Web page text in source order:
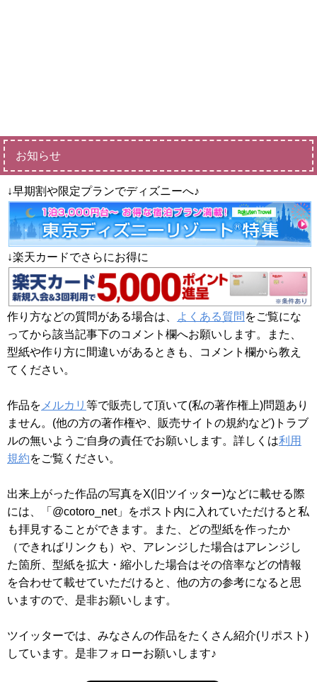
お知らせ
↓早期割や限定プランでディズニーへ♪
↓楽天カードでさらにお得に
作り方などの質問がある場合は、 よくある質問 をご覧にな
ってから該当記事下のコメント欄へお願いします。また、
型紙や作り方に間違いがあるときも、コメント欄から教え
てください。
作品を メルカリ 等で販売して頂いて(私の著作権上)問題あり
ません。(他の方の著作権や、販売サイトの規約など)トラブ
ルの無いようご自身の責任でお願いします。詳しくは利用
規約をご覧ください。
出来上がった作品の写真をX(旧ツイッター)などに載せる際
には、「@cotoro_net」をポスト内に入れていただけると私
も拝見することができます。また、どの型紙を作ったか
（できればリンクも）や、アレンジした場合はアレンジし
た箇所、型紙を拡大・縮小した場合はその倍率などの情報
を合わせて載せていただけると、他の方の参考になると思
いますので、是非お願いします。
ツイッターでは、みなさんの作品をたくさん紹介(リポスト)
しています。是非フォローお願いします♪